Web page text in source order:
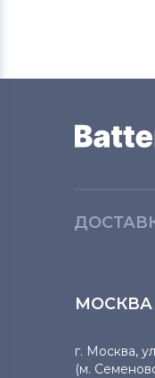
Fujitsu
Разъемы
Разъемы
МОСКВА
г. Москва,
(м.